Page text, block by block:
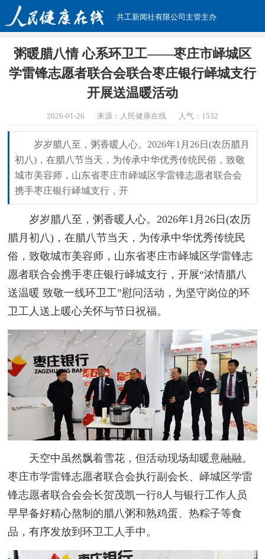
共工新闻社有限公司主管主办
粥暖腊八情 心系环卫工——枣庄市峄城区
学雷锋志愿者联合会联合枣庄银行峄城支行
开展送温暖活动
2026-01-26 来源：人民健康在线 人气： 1532
岁岁腊八至，粥香暖人心。2026年1月26日(农历腊月
初八)，在腊八节当天，为传承中华优秀传统民俗，致敬
城市美容师，山东省枣庄市峄城区学雷锋志愿者联合会
携手枣庄银行峄城支行，开
岁岁腊八至，粥香暖人心。2026年1月26日(农历
腊月初八)，在腊八节当天，为传承中华优秀传统民
俗，致敬城市美容师，山东省枣庄市峄城区学雷锋志
愿者联合会携手枣庄银行峄城支行，开展“浓情腊八
送温暖 致敬一线环卫工”慰问活动，为坚守岗位的环
卫工人送上暖心关怀与节日祝福。
天空中虽然飘着雪花，但活动现场却暖意融融。
枣庄市学雷锋志愿者联合会执行副会长、峄城区学雷
锋志愿者联合会会长贺茂凯一行8人与银行工作人员
早早备好精心熬制的腊八粥和熟鸡蛋、热粽子等食
品，有序发放到环卫工人手中。